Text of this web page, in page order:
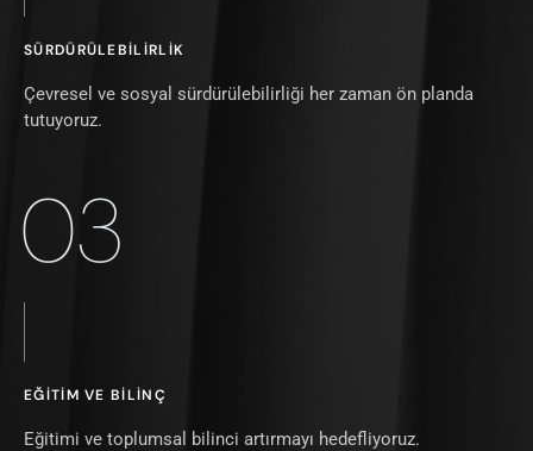
SÜRDÜRÜLEBILIRLIK
Çevresel ve sosyal sürdürülebilirliği her zaman ön planda
tutuyoruz.
03
EĞITIM VE BILINÇ
Eğitimi ve toplumsal bilinci artırmayı hedefliyoruz.